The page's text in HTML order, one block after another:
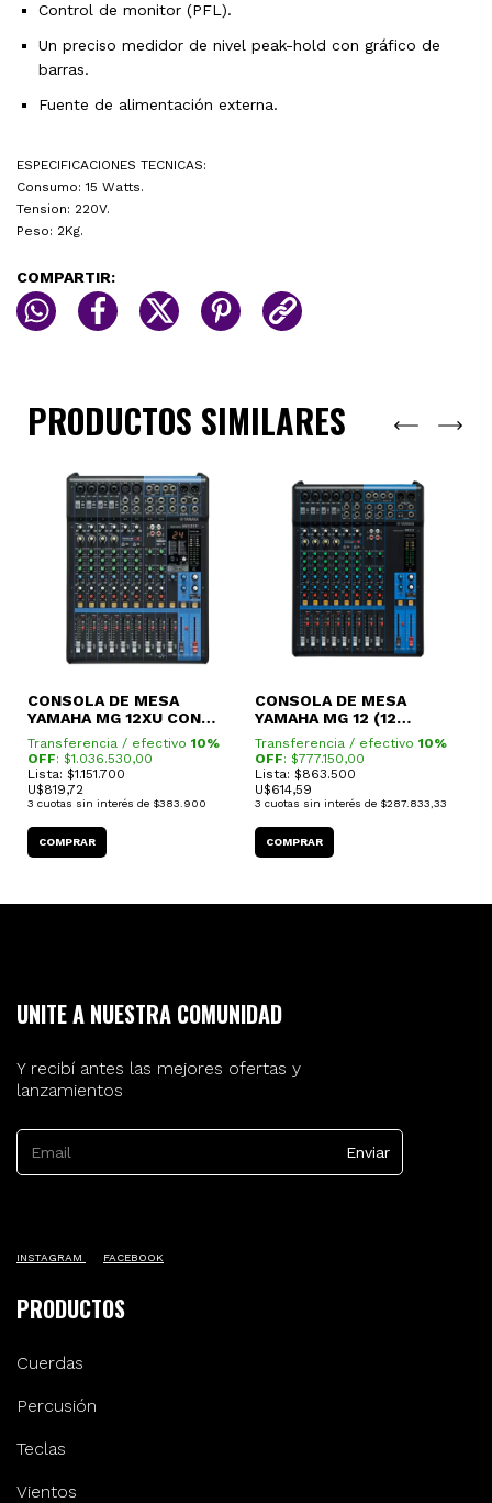
Control de monitor (PFL).
Un preciso medidor de nivel peak-hold con gráfico de
barras.
Fuente de alimentación externa.
ESPECIFICACIONES TECNICAS:
Consumo: 15 Watts.
Tension: 220V.
Peso: 2Kg.
COMPARTIR:
PRODUCTOS SIMILARES
CONSOLA DE MESA
YAMAHA MG 12XU CON
EFECTOS
Transferencia / efectivo 10%
OFF: $1.036.530,00
Lista: $1.151.700
U$819,72
3 cuotas sin interés de $383.900
CONSOLA DE MESA
YAMAHA MG 12 (12
CANALES)
Transferencia / efectivo 10%
OFF: $777.150,00
Lista: $863.500
U$614,59
3 cuotas sin interés de $287.833,33
UNITE A NUESTRA COMUNIDAD
Y recibí antes las mejores ofertas y
lanzamientos
INSTAGRAM FACEBOOK
PRODUCTOS
Cuerdas
Percusión
Teclas
Vientos